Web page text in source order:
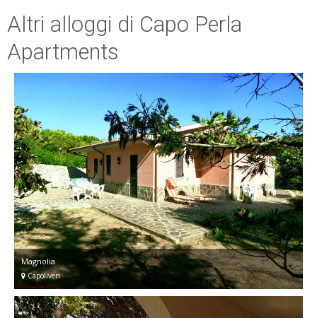
Altri alloggi di Capo Perla
Apartments
Magnolia
Capoliveri